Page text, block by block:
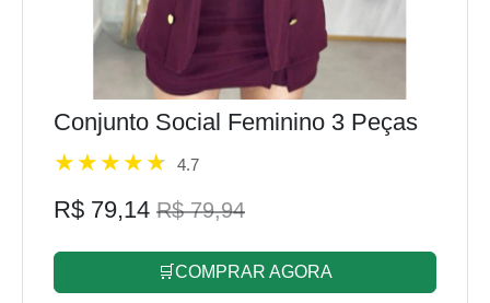
Conjunto Social Feminino 3 Peças
4.7
R$ 79,14 R$ 79,94
🛒COMPRAR AGORA